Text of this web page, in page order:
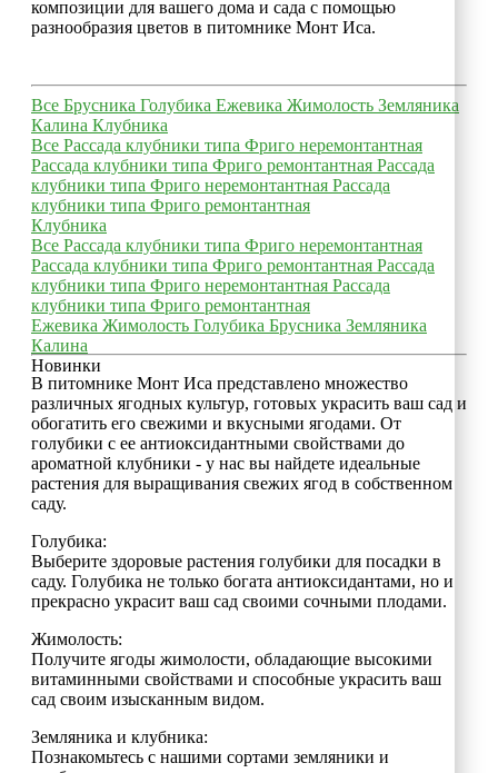
композиции для вашего дома и сада с помощью
разнообразия цветов в питомнике Монт Иса.
Все Брусника Голубика Ежевика Жимолость Земляника
Калина Клубника
Все Рассада клубники типа Фриго неремонтантная
Рассада клубники типа Фриго ремонтантная Рассада
клубники типа Фриго неремонтантная Рассада
клубники типа Фриго ремонтантная
Клубника
Все Рассада клубники типа Фриго неремонтантная
Рассада клубники типа Фриго ремонтантная Рассада
клубники типа Фриго неремонтантная Рассада
клубники типа Фриго ремонтантная
Ежевика Жимолость Голубика Брусника Земляника
Калина
Новинки
В питомнике Монт Иса представлено множество
различных ягодных культур, готовых украсить ваш сад и
обогатить его свежими и вкусными ягодами. От
голубики с ее антиоксидантными свойствами до
ароматной клубники - у нас вы найдете идеальные
растения для выращивания свежих ягод в собственном
саду.
Голубика:
Выберите здоровые растения голубики для посадки в
саду. Голубика не только богата антиоксидантами, но и
прекрасно украсит ваш сад своими сочными плодами.
Жимолость:
Получите ягоды жимолости, обладающие высокими
витаминными свойствами и способные украсить ваш
сад своим изысканным видом.
Земляника и клубника:
Познакомьтесь с нашими сортами земляники и